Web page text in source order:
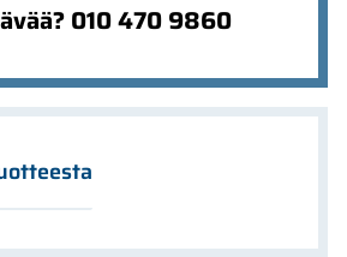
010 470 9860